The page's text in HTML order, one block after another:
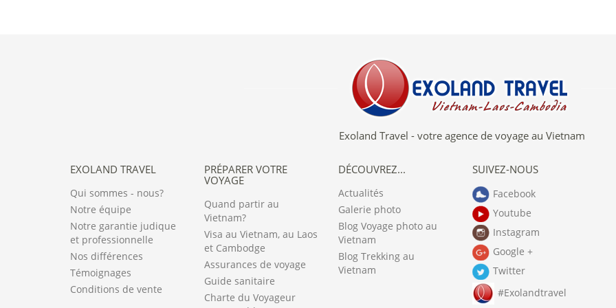
Exoland Travel - votre agence de voyage au Vietnam
EXOLAND TRAVEL
Qui sommes - nous?
Notre équipe
Notre garantie judique
et professionnelle
Nos différences
Témoignages
Conditions de vente
PRÉPARER VOTRE
VOYAGE
Quand partir au
Vietnam?
Visa au Vietnam, au Laos
et Cambodge
Assurances de voyage
Guide sanitaire
Charte du Voyageur
DÉCOUVREZ...
Actualités
Galerie photo
Blog Voyage photo au
Vietnam
Blog Trekking au
Vietnam
SUIVEZ-NOUS
Facebook
Youtube
Instagram
Google +
Twitter
#Exolandtravel